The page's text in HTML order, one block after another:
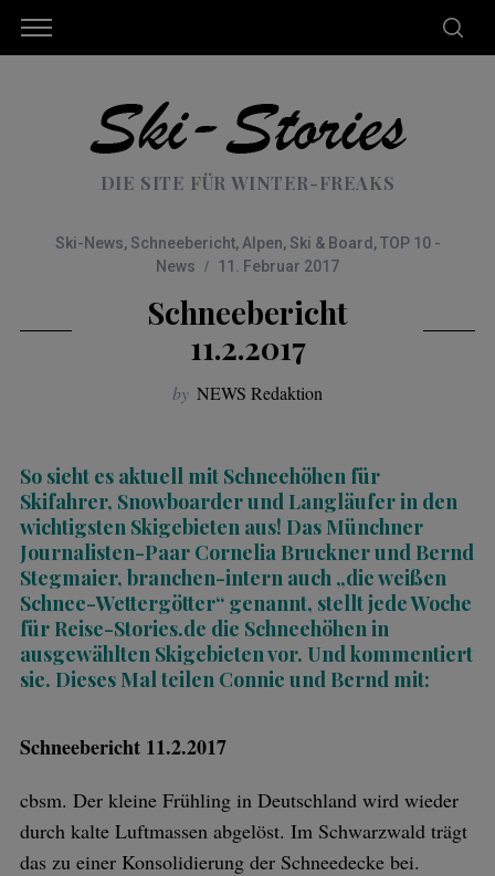
DIE SITE FÜR WINTER-FREAKS
Ski-News, Schneebericht, Alpen, Ski & Board ,TOP 10 -
News
11. Februar 2017
Schneebericht
11.2.2017
by NEWS Redaktion
So sieht es aktuell mit Schneehöhen für
Skifahrer, Snowboarder und Langläufer in den
wichtigsten Skigebieten aus! Das Münchner
Journalisten-Paar Cornelia Bruckner und Bernd
Stegmaier, branchen-intern auch „die weißen
Schnee-Wettergötter“ genannt, stellt jede Woche
für Reise-Stories.de die Schneehöhen in
ausgewählten Skigebieten vor. Und kommentiert
sie. Dieses Mal teilen Connie und Bernd mit:
Schneebericht 11.2.2017
cbsm. Der kleine Frühling in Deutschland wird wieder
durch kalte Luftmassen abgelöst. Im Schwarzwald trägt
das zu einer Konsolidierung der Schneedecke bei.